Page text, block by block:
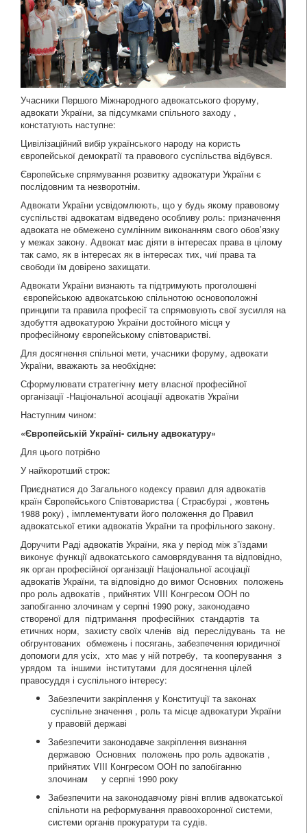
Учасники Першого Міжнародного адвокатського форуму,
адвокати України, за підсумками спільного заходу ,
констатують наступне:
Цивілізаційний вибір українського народу на користь
європейської демократії та правового суспільства відбувся.
Європейське спрямування розвитку адвокатури України є
послідовним та незворотнім.
Адвокати України усвідомлюють, що у будь якому правовому
суспільстві адвокатам відведено особливу роль: призначення
адвоката не обмежено сумлінним виконанням свого обов’язку
у межах закону. Адвокат має діяти в інтересах права в цілому
так само, як в інтересах як в інтересах тих, чиї права та
свободи їм довірено захищати.
Адвокати України визнають та підтримують проголошені
європейською адвокатською спільнотою основоположні
принципи та правила професії та спрямовують свої зусилля на
здобуття адвокатурою України достойного місця у
професійному європейському співтоваристві.
Для досягнення спільноі мети, учасники форуму, адвокати
України, вважають за необхідне:
Сформулювати стратегічну мету власної професійної
організації -Національної асоціації адвокатів України
Наступним чином:
«Європейській Україні- сильну адвокатуру»
Для цього потрібно
У найкоротший строк:
Приєднатися до Загального кодексу правил для адвокатів
країн Європейського Співтовариства ( Страсбурзі , жовтень
1988 року) , імплементувати його положення до Правил
адвокатської етики адвокатів України та профільного закону.
Доручити Раді адвокатів України, яка у період між з’їздами
виконує функції адвокатського самоврядування та відповідно,
як орган професійної організації Національної асоціації
адвокатів України, та відповідно до вимог Основних положень
про роль адвокатів , прийнятих VIII Конгресом ООН по
запобіганню злочинам у серпні 1990 року, законодавчо
створеної для підтримання професійних стандартів та
етичних норм, захисту своїх членів від переслідувань та не
обгрунтованих обмежень і посягань, забезпечення юридичної
допомоги для усіх, хто має у ній потребу, та кооперування з
урядом та іншими інститутами для досягнення цілей
правосуддя і суспільного інтересу:
Забезпечити закріплення у Конституції та законах
суспільне значення , роль та місце адвокатури України
у правовій державі
Забезпечити законодавче закріплення визнання
державою Основних положень про роль адвокатів ,
прийнятих VIII Конгресом ООН по запобіганню
злочинам у серпні 1990 року
Забезпечити на законодавчому рівні вплив адвокатської
спільноти на реформування правоохоронної системи,
системи органів прокуратури та судів.